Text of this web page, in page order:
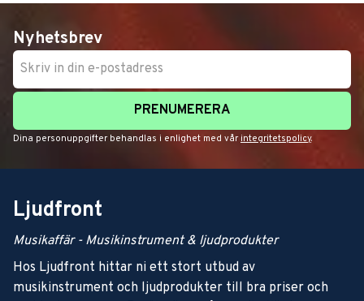
Nyhetsbrev
PRENUMERERA
Dina personuppgifter behandlas i enlighet med vår integritetspolicy.
Ljudfront
Musikaffär - Musikinstrument & ljudprodukter
Hos Ljudfront hittar ni ett stort utbud av
musikinstrument och ljudprodukter till bra priser och